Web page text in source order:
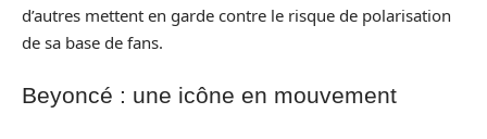
d’autres mettent en garde contre le risque de polarisation
de sa base de fans.
Beyoncé : une icône en mouvement